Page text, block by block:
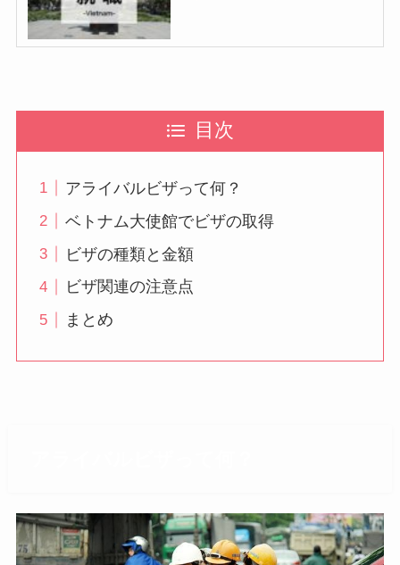
目次
アライバルビザって何？
ベトナム大使館でビザの取得
ビザの種類と金額
ビザ関連の注意点
まとめ